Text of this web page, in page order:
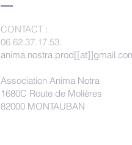
CONTACT :
06.62.37.17.53.
Association Anima Notra
1680C Route de Molières
82000 MONTAUBAN